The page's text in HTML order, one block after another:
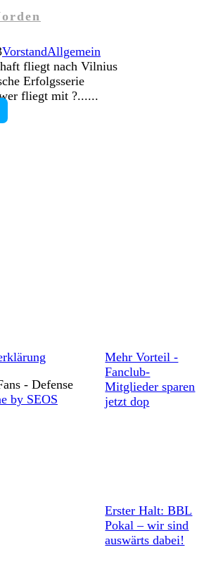
VorstandAllgemein
fliegt nach Vilnius
Erfolgsserie
fliegt mit ?......
Mehr Vorteil -
Fanclub-
Mitglieder sparen
jetzt dop
Erster Halt: BBL
Pokal – wir sind
auswärts dabei!
- Defense
by SEOS